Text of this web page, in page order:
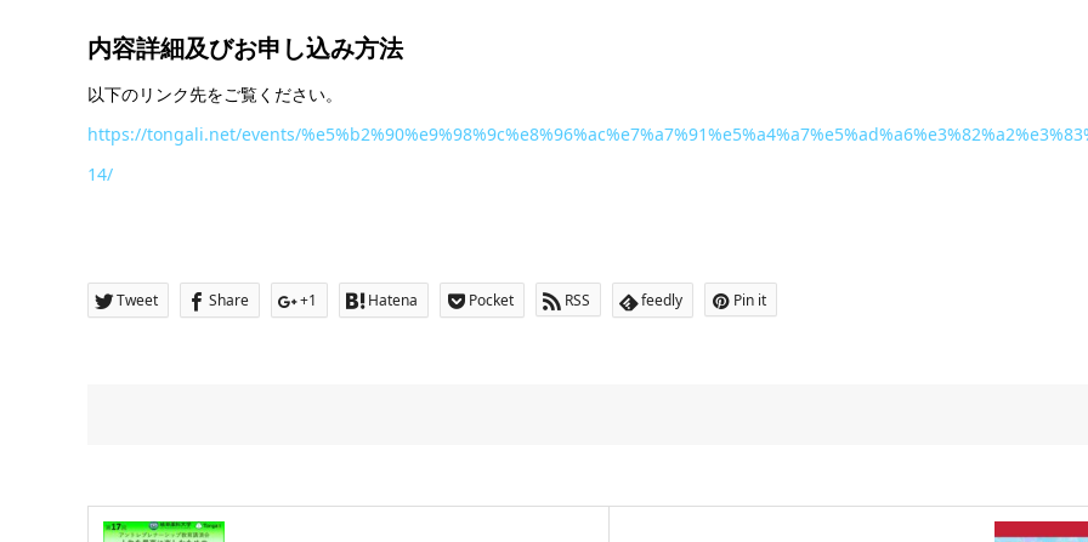
内容詳細及びお申し込み方法
以下のリンク先をご覧ください。
https://tongali.net/events/
14/
Tweet Share +1 Hatena Pocket RSS feedly Pin it